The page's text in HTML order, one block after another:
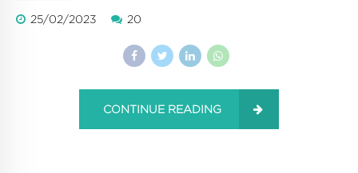
25/02/2023 20
CONTINUE READING